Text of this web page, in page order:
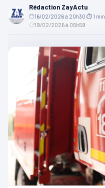
Rédaction ZayActu
16/02/2026 à 20h30 ⏱ 1 min
19/02/2026 à 05h59